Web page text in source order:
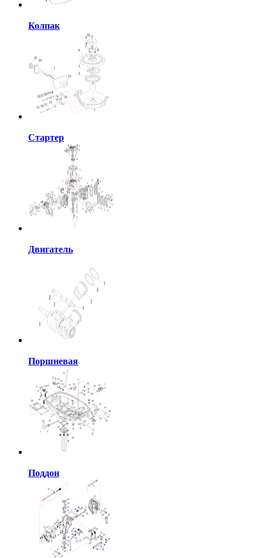
Колпак
Стартер
Двигатель
Поршневая
Поддон